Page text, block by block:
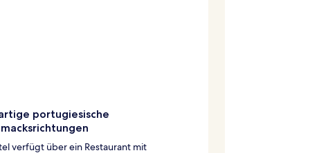
portugiesische
verfügt über ein Restaurant mit